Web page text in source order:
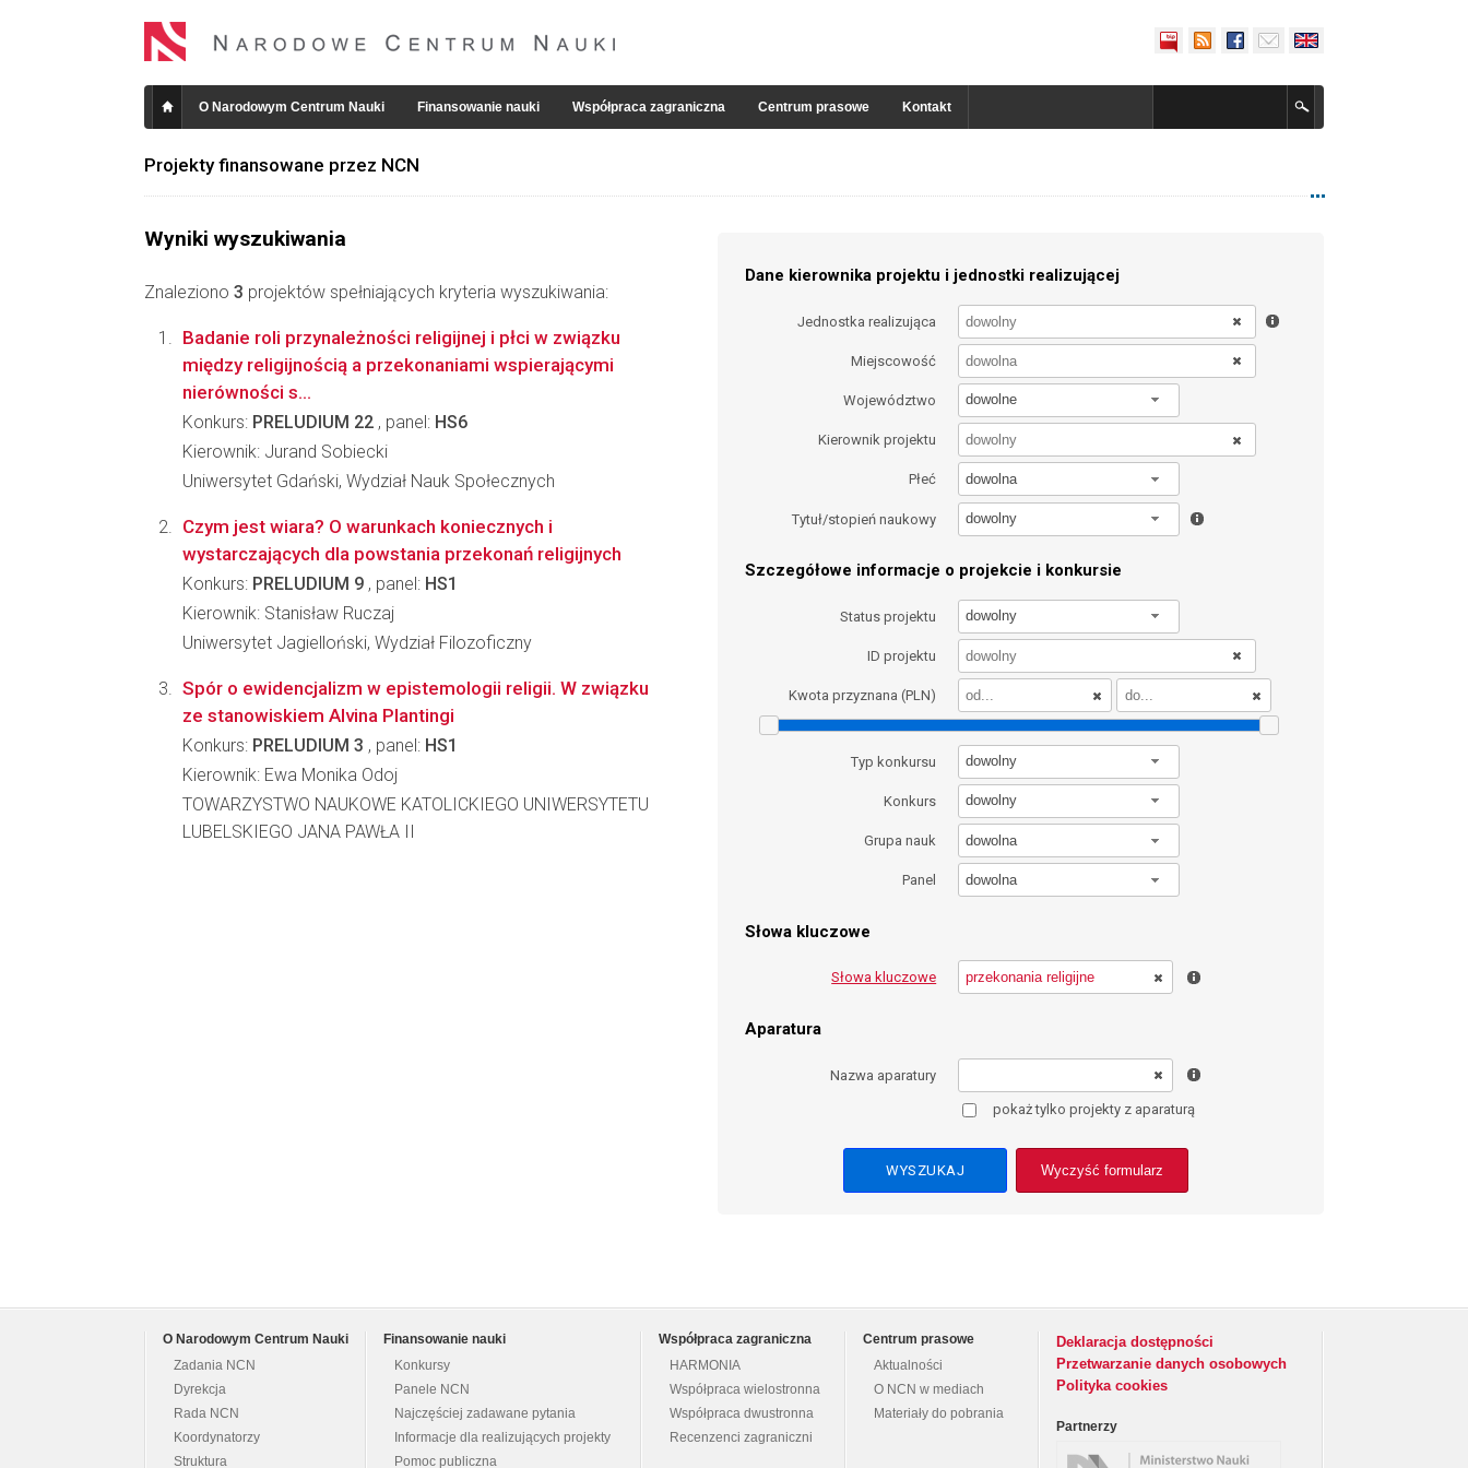
O Narodowym Centrum Nauki Finansowanie nauki Współpraca zagraniczna Centrum prasowe Kontakt
Projekty finansowane przez NCN
Wyniki wyszukiwania
Znaleziono 3 projektów spełniających kryteria wyszukiwania:
Dane kierownika projektu i jednostki realizującej
Jednostka realizująca
Miejscowość
Województwo dowolne
Kierownik projektu
Płeć dowolna
Tytuł/stopień naukowy dowolny
Szczegółowe informacje o projekcie i konkursie
Status projektu dowolny
ID projektu
Kwota przyznana (PLN)
Typ konkursu dowolny
Konkurs dowolny
Grupa nauk dowolna
Panel dowolna
Słowa kluczowe
Słowa kluczowe
Aparatura
Nazwa aparatury
pokaż tylko projekty z aparaturą
Wyczyść formularz
Badanie roli przynależności religijnej i płci w związku
między religijnością a przekonaniami wspierającymi
nierówności s...
Konkurs: PRELUDIUM 22 , panel: HS6
Kierownik: Jurand Sobiecki
Uniwersytet Gdański, Wydział Nauk Społecznych
Czym jest wiara? O warunkach koniecznych i
wystarczających dla powstania przekonań religijnych
Konkurs: PRELUDIUM 9 , panel: HS1
Kierownik: Stanisław Ruczaj
Uniwersytet Jagielloński, Wydział Filozoficzny
Spór o ewidencjalizm w epistemologii religii. W związku
ze stanowiskiem Alvina Plantingi
Konkurs: PRELUDIUM 3 , panel: HS1
Kierownik: Ewa Monika Odoj
TOWARZYSTWO NAUKOWE KATOLICKIEGO UNIWERSYTETU
LUBELSKIEGO JANA PAWŁA II
O Narodowym Centrum Nauki
Zadania NCN
Dyrekcja
Rada NCN
Koordynatorzy
Struktura
Finansowanie nauki
Konkursy
Panele NCN
Najczęściej zadawane pytania
Informacje dla realizujących projekty
Pomoc publiczna
Współpraca zagraniczna
HARMONIA
Współpraca wielostronna
Współpraca dwustronna
Recenzenci zagraniczni
Centrum prasowe
Aktualności
O NCN w mediach
Materiały do pobrania
Deklaracja dostępności
Przetwarzanie danych osobowych
Polityka cookies
Partnerzy